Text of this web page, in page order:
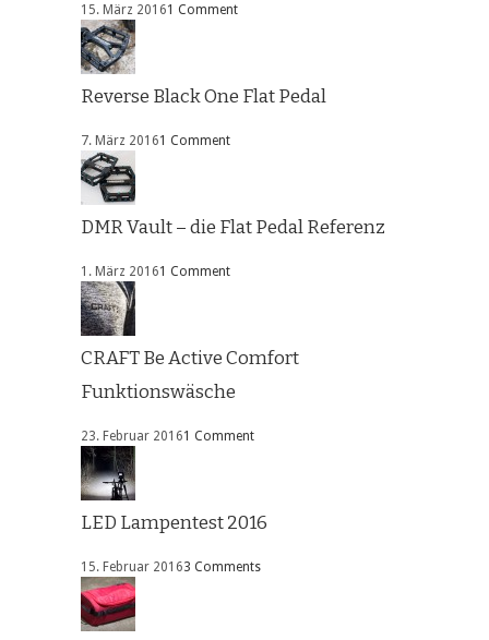
15. März 20161 Comment
Reverse Black One Flat Pedal
7. März 20161 Comment
DMR Vault – die Flat Pedal Referenz
1. März 20161 Comment
CRAFT Be Active Comfort
Funktionswäsche
23. Februar 20161 Comment
LED Lampentest 2016
15. Februar 20163 Comments